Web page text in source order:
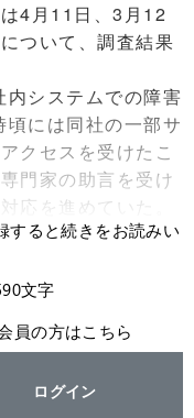
4月11日、3月12
ついて、調査結果
システムでの障害
には同社の一部サ
クセスを受けたこ
門家の助言を受け
応を進めていた。
すると続きをお読みい
文字
員の方はこちら
ログイン